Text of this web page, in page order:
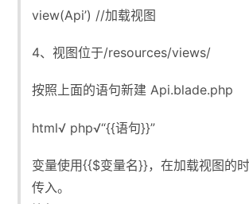
view(Api’) //加载视图
4、视图位于/resources/views/
按照上面的语句新建 Api.blade.php
html√ php√“{{语句}}”
变量使用{{$变量名}}，在加载视图的
传入。